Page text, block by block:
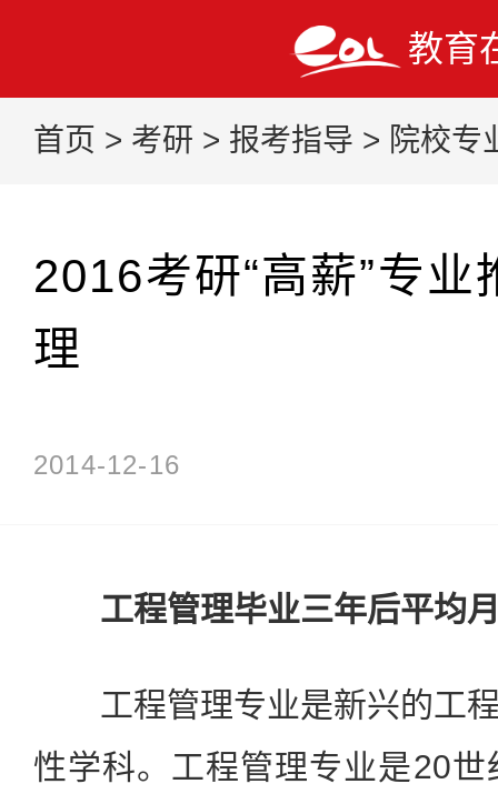
教育
首页 > 考研 > 报考指导 > 院校专
2016考研“高薪”专
理
2014-12-16
工程管理毕业三年后平均
工程管理专业是新兴的工程
性学科。工程管理专业是20